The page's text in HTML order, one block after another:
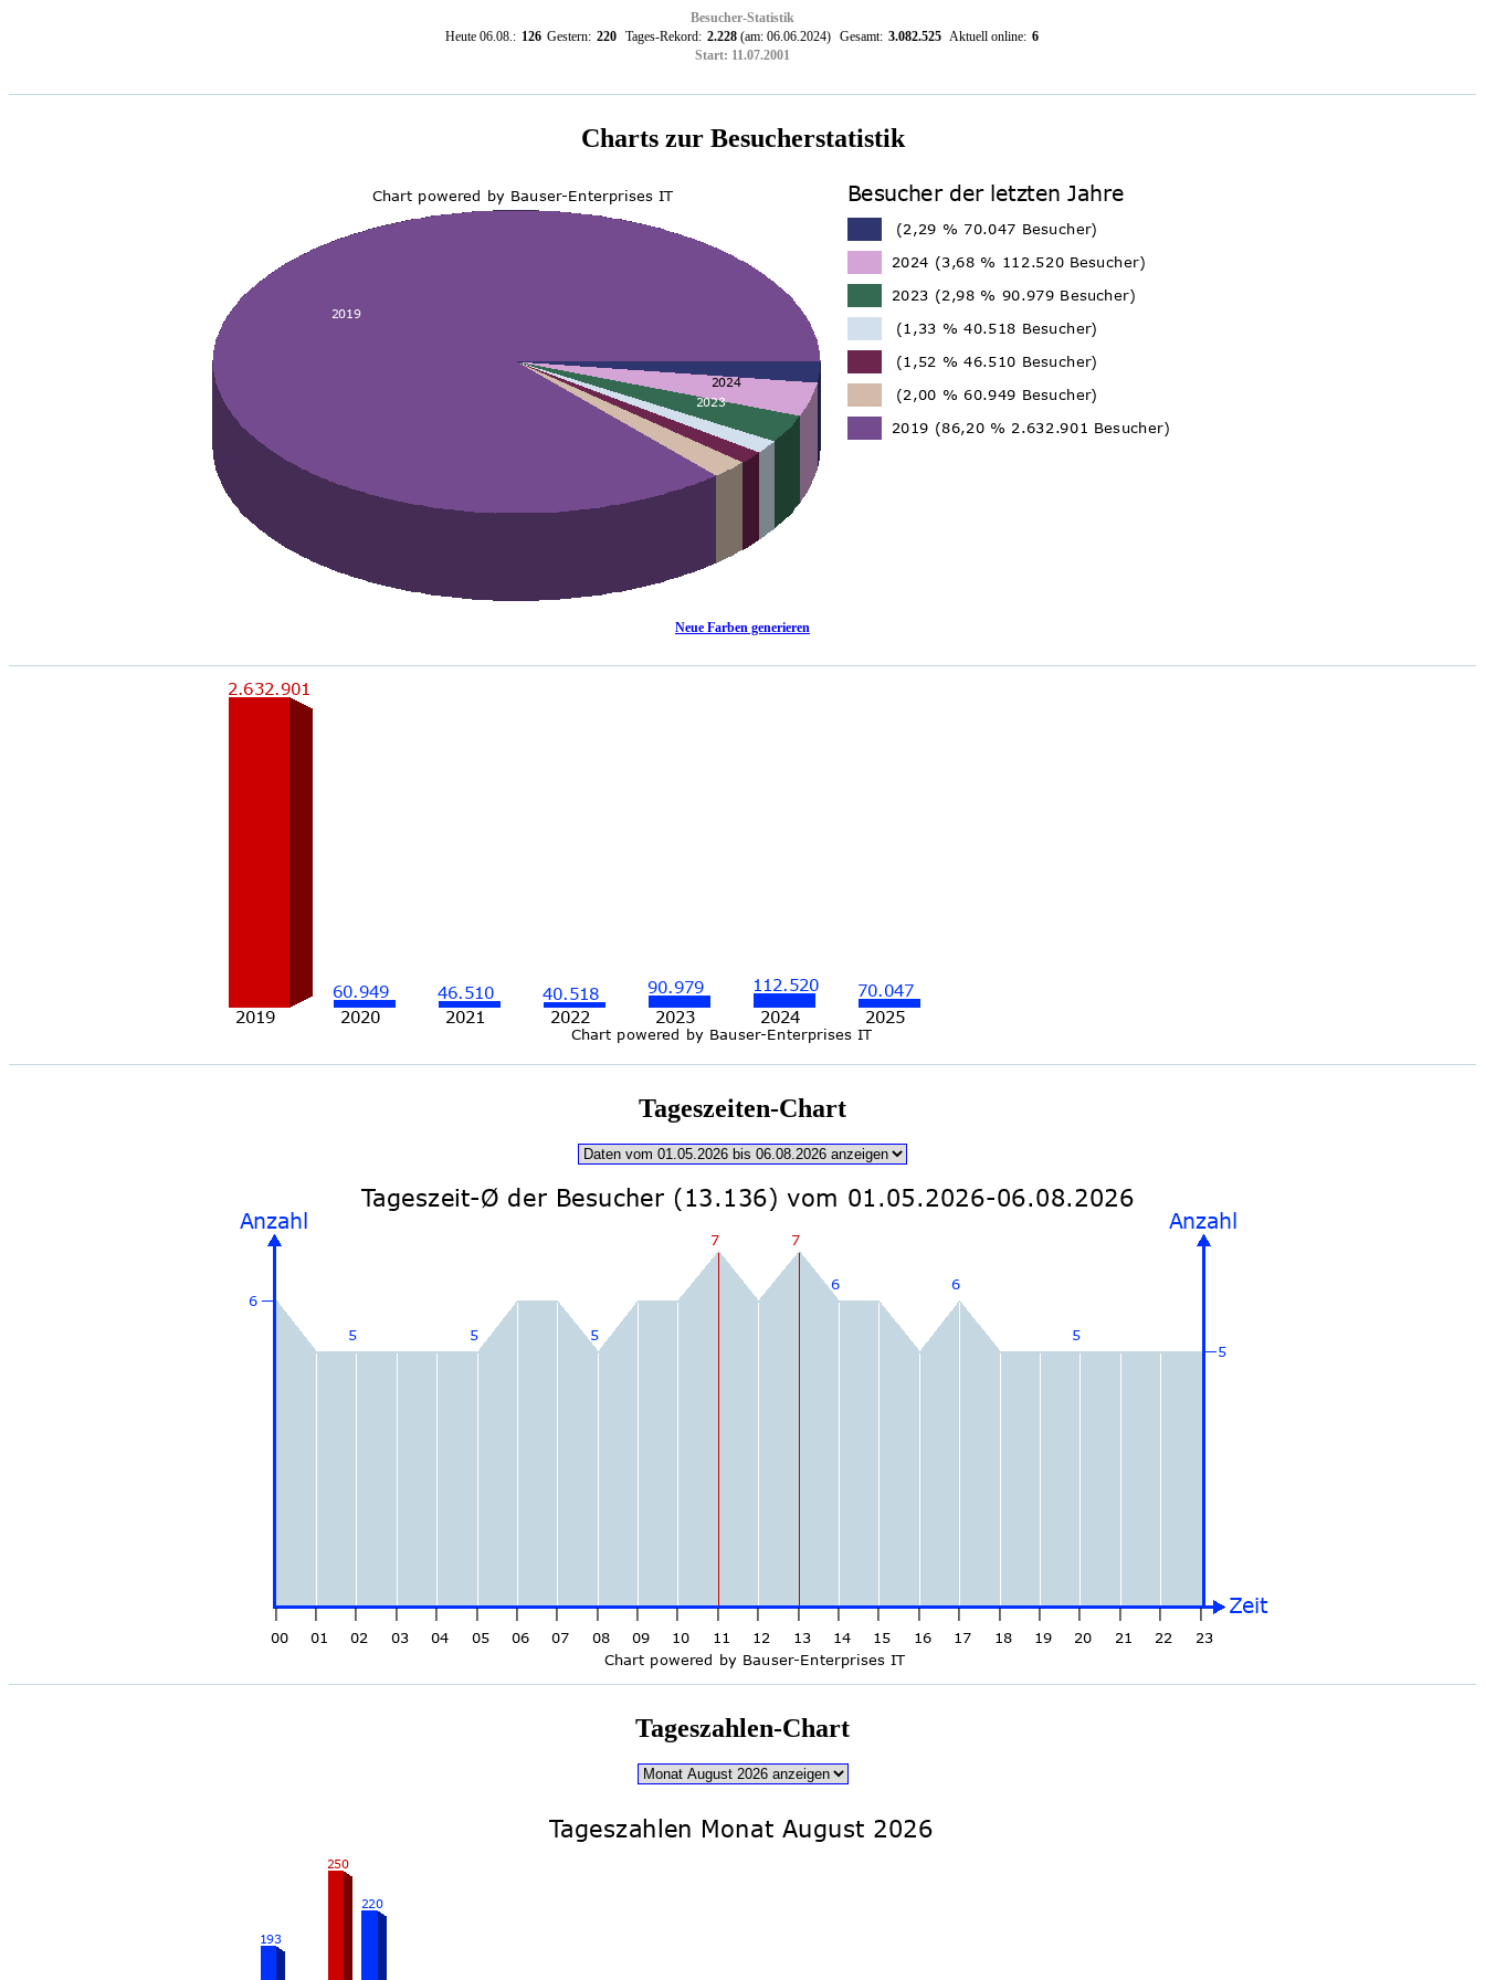
Besucher-Statistik
Heute 06.08.: 126 Gestern: 220 Tages-Rekord: 2.228(am: 06.06.2024) Gesamt: 3.082.525 Aktuell online: 6
Start: 11.07.2001
Charts zur Besucherstatistik
Neue Farben generieren
Tageszeiten-Chart
Tageszahlen-Chart